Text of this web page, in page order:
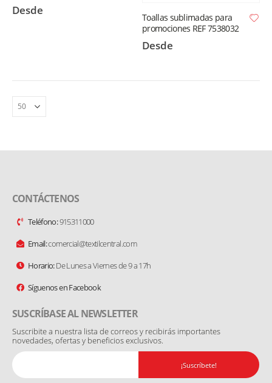
Desde
Toallas sublimadas para
promociones REF 7538032
Desde
CONTÁCTENOS
Teléfono:915311000
Email:comercial@textilcentral.com
Horario:De Lunes a Viernes de 9 a 17h
Síguenos en Facebook
SUSCRÍBASE AL NEWSLETTER
Suscribite a nuestra lista de correos y recibirás importantes
novedades, ofertas y beneficios exclusivos.